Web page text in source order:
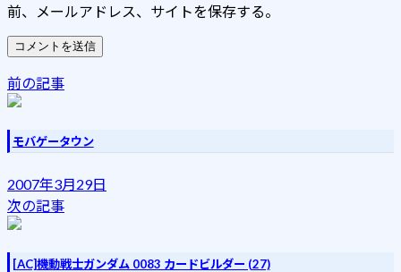
前、メールアドレス、サイトを保存する。
前の記事
モバゲータウン
2007年3月29日
次の記事
[AC]機動戦士ガンダム 0083 カードビルダー (27)